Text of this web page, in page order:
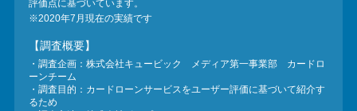
評価点に基づいています。
※2020年7月現在の実績です
【調査概要】
・調査企画：株式会社キュービック メディア第一事業部 カードロ
ーンチーム
・調査目的：カードローンサービスをユーザー評価に基づいて紹介す
るため